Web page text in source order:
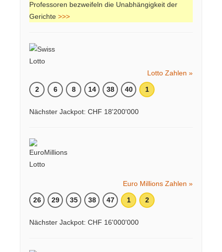
Professoren bezweifeln die Unabhängigkeit der
Gerichte >>>
Lotto Zahlen »
2 6 8 14 38 40 1
Nächster Jackpot: CHF 18'200'000
Euro Millions Zahlen »
26 29 35 38 47 1 2
Nächster Jackpot: CHF 16'000'000